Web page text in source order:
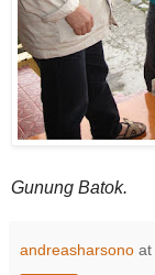
Gunung Batok.
andreasharsono at